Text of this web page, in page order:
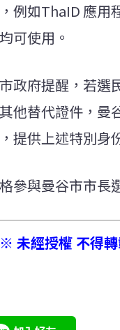
例如ThaID 應用
可使用。
政府提醒，若選
他替代證件，曼
提供上述特別身
參與曼谷市市長
未經授權 不得